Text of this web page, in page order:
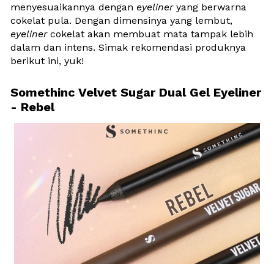
menyesuaikannya dengan eyeliner yang berwarna
eyeliner cokelat akan membuat mata tampak lebih
dalam dan intens. Simak rekomendasi produknya
berikut ini, yuk!
Somethinc Velvet Sugar Dual Gel Eyeliner
- Rebel